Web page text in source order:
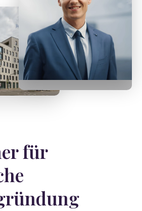
Tobias Späth
Geschäftsführer
für